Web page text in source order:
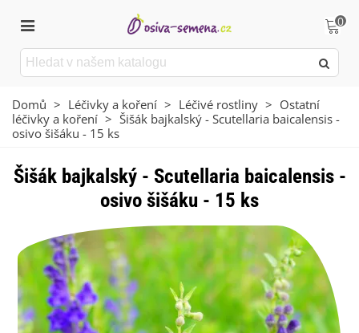
0
Domů > Léčivky a koření > Léčivé rostliny > Ostatní
léčivky a koření > Šišák bajkalský - Scutellaria baicalensis -
osivo šišáku - 15 ks
Šišák bajkalský - Scutellaria baicalensis -
osivo šišáku - 15 ks